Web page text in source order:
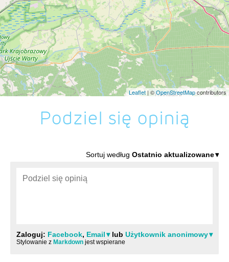
Leaflet | ©OpenStreetMapcontributors
Podziel się opinią